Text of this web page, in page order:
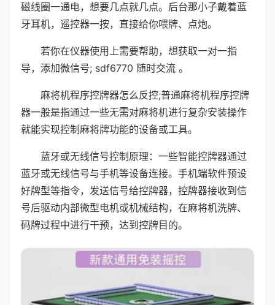
磁线圈一通电，想要几点就几点。后台那小子戴着蓝
牙耳机，遥控器一按，直接给你喂牌、点炮。
若你在仪器使用上需要帮助，想获取一对一指
导，添加微信号; sdf6770 随时交流 。
麻将机程序控牌器怎么反控;普通麻将机程序控牌
器一般是指通过一些无需对麻将机进行复杂安装操作
就能实现控制麻将牌功能的设备或工具。
蓝牙或无线信号控制原理：一些智能控牌器通过
蓝牙或无线信号与手机等设备连接。手机端软件预设
好牌型等指令，发送信号给控牌器，控牌器接收到信
号后驱动内部微型电机或机械结构，在麻将机洗牌、
码牌过程中进行干预，达到控牌目的。